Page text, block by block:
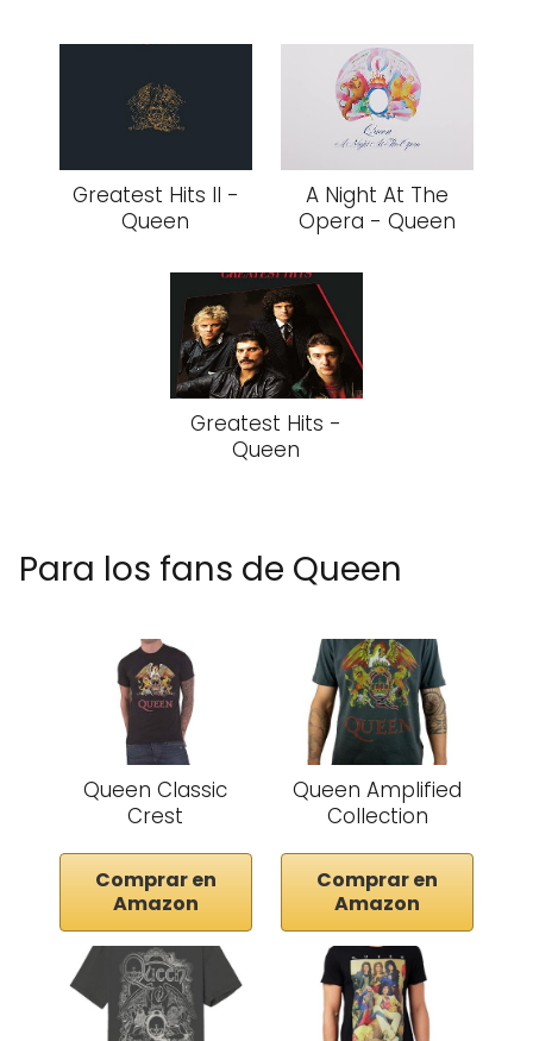
Greatest Hits II -
Queen
A Night At The
Opera - Queen
Greatest Hits -
Queen
Para los fans de Queen
Queen Classic
Crest
Comprar en
Amazon
Queen Amplified
Collection
Comprar en
Amazon